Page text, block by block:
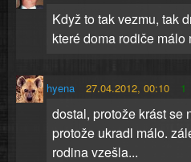
Když to tak vezmu, tak
které doma rodiče málo
hyena 27.04.2012, 00:10 1
dostal, protože krást se
protože ukradl málo.
rodina vzešla...